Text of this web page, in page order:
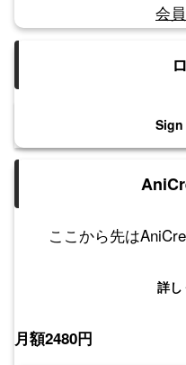
会
ここから先は
詳し
月額2480円